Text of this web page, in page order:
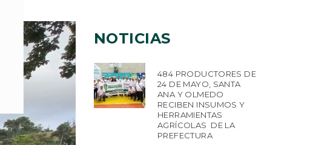
NOTICIAS
484 PRODUCTORES DE
24 DE MAYO, SANTA
ANA Y OLMEDO
RECIBEN INSUMOS Y
HERRAMIENTAS
AGRÍCOLAS DE LA
PREFECTURA